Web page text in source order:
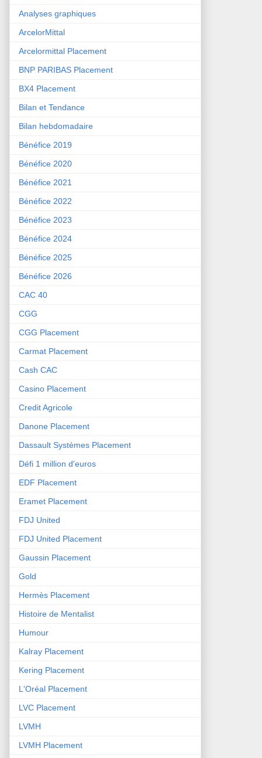
Analyses graphiques
ArcelorMittal
Arcelormittal Placement
BNP PARIBAS Placement
BX4 Placement
Bilan et Tendance
Bilan hebdomadaire
Bénéfice 2019
Bénéfice 2020
Bénéfice 2021
Bénéfice 2022
Bénéfice 2023
Bénéfice 2024
Bénéfice 2025
Bénéfice 2026
CAC 40
CGG
CGG Placement
Carmat Placement
Cash CAC
Casino Placement
Credit Agricole
Danone Placement
Dassault Systèmes Placement
Défi 1 million d'euros
EDF Placement
Eramet Placement
FDJ United
FDJ United Placement
Gaussin Placement
Gold
Hermès Placement
Histoire de Mentalist
Humour
Kalray Placement
Kering Placement
L'Oréal Placement
LVC Placement
LVMH
LVMH Placement